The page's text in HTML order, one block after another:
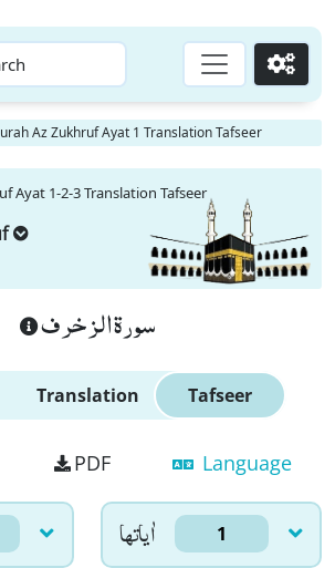
Go
Az Zukhruf Ayat 1 Translation Tafseer
Ayat 1-2-3 Translation Tafseer
سورة الزخرف
Translation Tafseer
PDF Language
اٰياتها 1